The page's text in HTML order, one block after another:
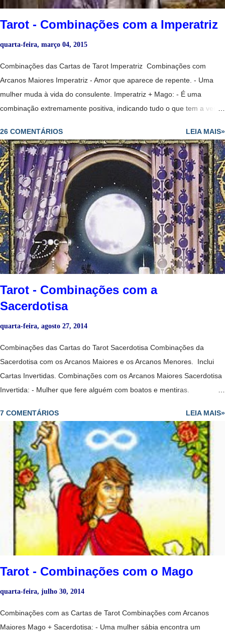
Tarot - Combinações com a Imperatriz
quarta-feira, março 04, 2015
Combinações das Cartas de Tarot Imperatriz Combinações com
Arcanos Maiores Imperatriz - Amor que aparece de repente. - Uma
mulher muda à vida do consulente. Imperatriz + Mago: - É uma
combinação extremamente positiva, indicando tudo o que tem a ver
habilidades. - Diplomacia leva ao sucesso. - Par romântico e
harmonioso. - Uma relação muito romântica e sensual. No amor : -
Mostra o início de um relacionamento ou o fortalecimento de um já
existente. -Paixão. -Sucesso para engravidar se esse for o desejo.
Na saúde : -Boa saúde em geral. No dinheiro: - Vida folgada graças
à grande competência que o consulente tem no campo em que
trabalha. - Pessoa com grande potencial. No trabalho : - Para o
consulente desempregado, virá um trabalho muito bem renumerado.
- Para quem está empregado, anuncia aumento de salário ou
melhorias substancia...
26 COMENTÁRIOS LEIA MAIS»
Tarot - Combinações com a
Sacerdotisa
quarta-feira, agosto 27, 2014
Combinações das Cartas do Tarot Sacerdotisa Combinações da
Sacerdotisa com os Arcanos Maiores e os Arcanos Menores. Inclui
Cartas Invertidas. Combinações com os Arcanos Maiores Sacerdotisa
Invertida: - Mulher que fere alguém com boatos e mentiras.
o que quer e ainda tem que aprender muitas coisas para avançar. -
Revelação vem tarde demais; perdeu a oportunidade. - Todos os
caminhos estão abertos para o consulente. - Mulher que perde os
papéis. - Perda de controle. - Pessoa que ajuda a outra a manter o
foco. - Mulher sábia que dá passos ousados no amor​​. - Portas abertas
da iluminação espiritual, mas deve tomar cuidado para não se perder
em fantasias. - Pode representar uma mulher imprudente e
excessivamente idealista e sonhadora. - Amor que não se expressa e
que finalmente se liberta. - Relação passageira. - No dinheiro, cuidado
com suas economias, possível desperdício de...
7 COMENTÁRIOS LEIA MAIS»
Tarot - Combinações com o Mago
quarta-feira, julho 30, 2014
Combinações com as Cartas de Tarot Combinações com Arcanos
Maiores Mago + Sacerdotisa: - Uma mulher sábia encontra um